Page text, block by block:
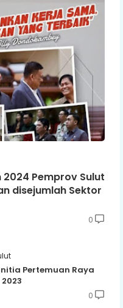
Pemprov Sulut
disejumlah Sektor
0
Pertemuan Raya
2023
0